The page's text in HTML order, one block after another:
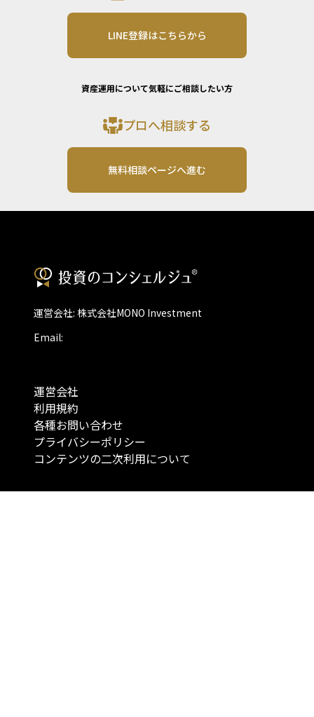
LINE登録はこちらから
資産運用について気軽にご相談したい方
プロへ相談する
無料相談ページへ進む
運営会社: 株式会社MONO Investment
Email:
運営会社
利用規約
各種お問い合わせ
プライバシーポリシー
コンテンツの二次利用について